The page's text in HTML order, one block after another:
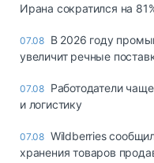
Ирана сократился на
07.08 В 2026 году
увеличит речные
07.08 Работодатели
и логистику
07.08 Wildberries
хранения товаров